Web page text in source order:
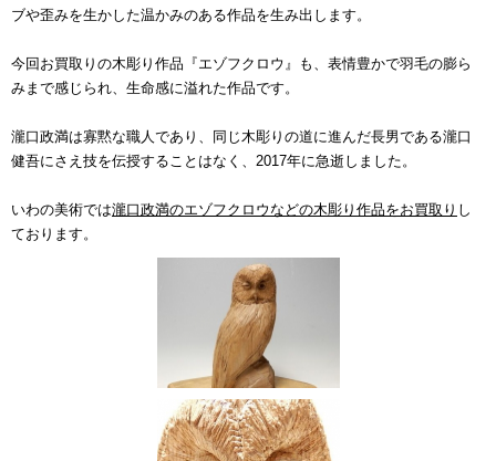
ブや歪みを生かした温かみのある作品を生み出します。
今回お買取りの木彫り作品『エゾフクロウ』も、表情豊かで羽毛の膨ら
みまで感じられ、生命感に溢れた作品です。
瀧口政満は寡黙な職人であり、同じ木彫りの道に進んだ長男である瀧口
健吾にさえ技を伝授することはなく、2017年に急逝しました。
いわの美術では瀧口政満のエゾフクロウなどの木彫り作品をお買取り し
ております。